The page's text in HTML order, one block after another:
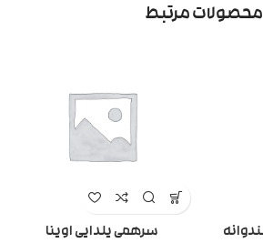
محصولات مرتبط
سرهمی یلدایی اوینا